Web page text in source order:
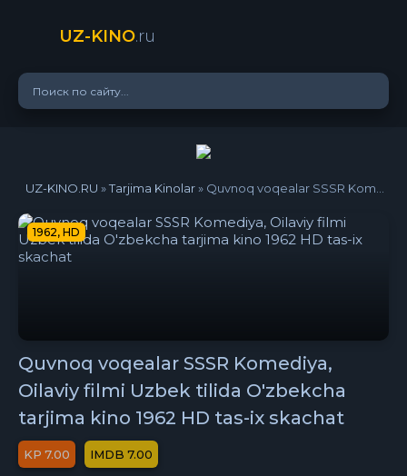
UZ-KINO.ru
UZ-KINO.RU »Tarjima Kinolar» Quvnoq voqealar SSSR Komediya, Oilaviy filmi Uzbek tilida O'zbekcha tarjima kino 1962 HD tas-ix skachat
1962, HD
Quvnoq voqealar SSSR Komediya,
Oilaviy filmi Uzbek tilida O'zbekcha
tarjima kino 1962 HD tas-ix skachat
7.00 7.00